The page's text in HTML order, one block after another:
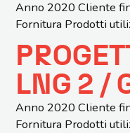
Anno 2020 Cliente
Fornitura Prodotti
LNG 2 /
Anno 2020 Cliente
Fornitura Prodotti